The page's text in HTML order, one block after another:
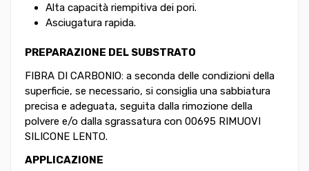
Alta capacità riempitiva dei pori.
Asciugatura rapida.
PREPARAZIONE DEL SUBSTRATO
FIBRA DI CARBONIO: a seconda delle condizioni della
superficie, se necessario, si consiglia una sabbiatura
precisa e adeguata, seguita dalla rimozione della
polvere e/o dalla sgrassatura con 00695 RIMUOVI
SILICONE LENTO.
APPLICAZIONE